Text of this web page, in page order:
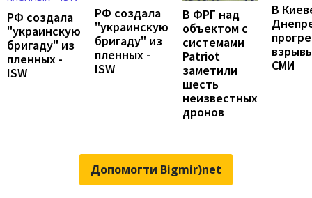
РФ создала
"украинскую
бригаду" из
пленных -
ISW
РФ создала
"украинскую
бригаду" из
пленных -
ISW
В ФРГ над
объектом с
системами
Patriot
заметили
шесть
неизвестных
дронов
В
СМИ
Допомогти Bigmir)net